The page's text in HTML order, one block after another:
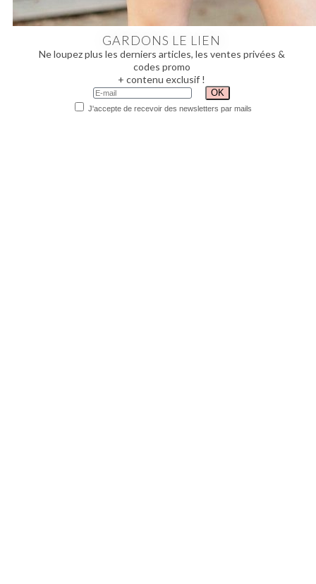
GARDONS LE LIEN
Ne loupez plus les derniers articles, les ventes privées &
codes promo
+ contenu exclusif !
J'accepte de recevoir des newsletters par mails